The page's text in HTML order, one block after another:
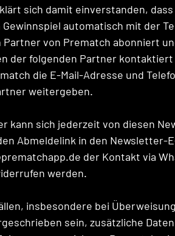
sich damit einverstanden,
Gewinnspiel automatisch mit der
Partner von Prematch abonniert
der folgenden Partner
die E-Mail-Adresse und
weitergeben.
kann sich jederzeit von diesen
Abmeldelink in den Newsletter-
der Kontakt via
werden.
insbesondere bei
sein, zusätzliche